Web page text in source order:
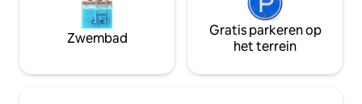
Zwembad
Gratis parkeren op
het terrein